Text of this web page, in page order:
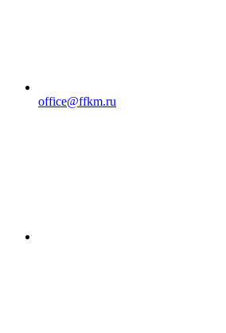
office@ffkm.ru